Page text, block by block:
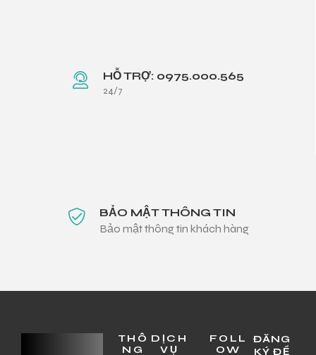
HỖ TRỢ: 0975.000.565
24/7
BẢO MẬT THÔNG TIN
Bảo mật thông tin khách hàng
THÔ
NG
DỊCH
VỤ
FOLL
OW
ĐĂNG
KÝ ĐỂ